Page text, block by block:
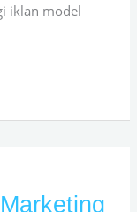
iklan model